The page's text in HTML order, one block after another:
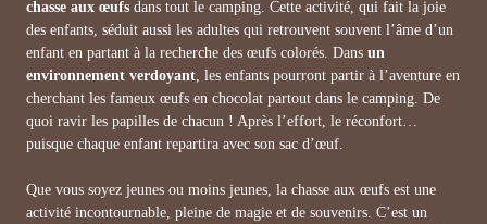
chasse aux œufs dans tout le camping. Cette activité, qui fait la joie
des enfants, séduit aussi les adultes qui retrouvent souvent l’âme d’un
enfant en partant à la recherche des œufs colorés. Dans un
environnement verdoyant , les enfants pourront partir à l’aventure en
cherchant les fameux œufs en chocolat partout dans le camping. De
quoi ravir les papilles de chacun ! Après l’effort, le réconfort…
puisque chaque enfant repartira avec son sac d’œuf.
Que vous soyez jeunes ou moins jeunes, la chasse aux œufs est une
activité incontournable, pleine de magie et de souvenirs. C’est un